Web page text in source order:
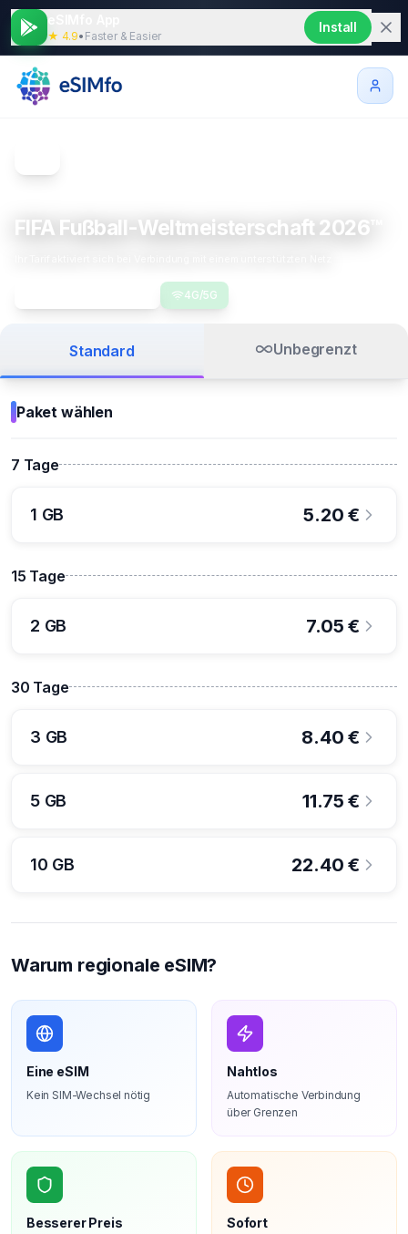
★ 4.9• Faster & Easier
Install
FIFA Fußball-Weltmeisterschaft 2026™
4G/5G
Standard Unbegrenzt
Paket wählen
7 Tage
1 GB 5.20 €
15 Tage
2 GB 7.05 €
30 Tage
3 GB 8.40 €
5 GB 11.75 €
10 GB 22.40 €
Warum regionale eSIM?
Eine eSIM
Kein SIM-Wechsel nötig
Nahtlos
Automatische Verbindung
über Grenzen
Besserer Preis Sofort